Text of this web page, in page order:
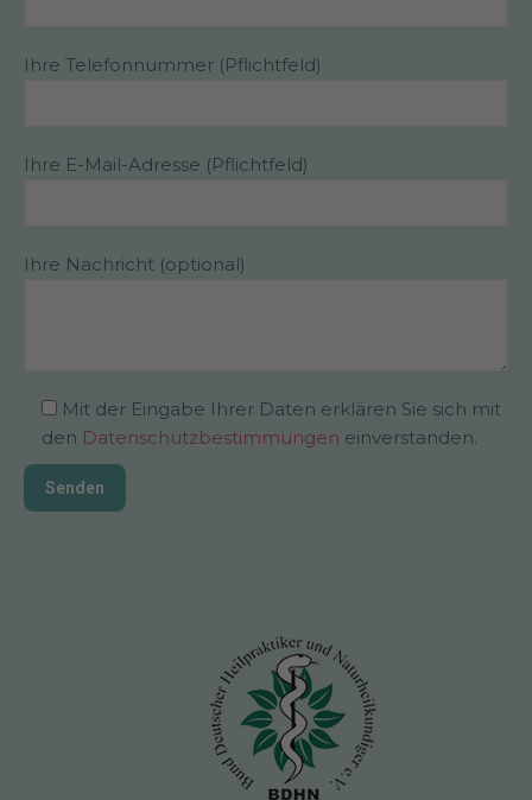
Ihre Telefonnummer (Pflichtfeld)
Ihre E-Mail-Adresse (Pflichtfeld)
Ihre Nachricht (optional)
Mit der Eingabe Ihrer Daten erklären Sie sich mit
den Datenschutzbestimmungen einverstanden.